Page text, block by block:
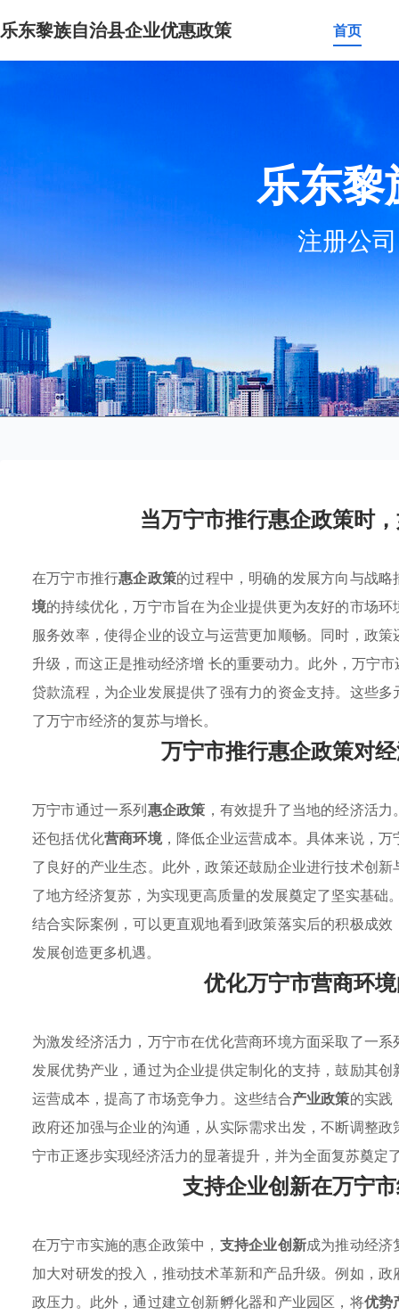
乐东黎族自治县企业优惠政策 首页
乐东黎
注册公
当万宁市推行惠企政策时
在万宁市推行惠企政策的过程中，明确的发展方向与战
境的持续优化，万宁市旨在为企业提供更为友好的市场
服务效率，使得企业的设立与运营更加顺畅。同时，政
升级，而这正是推动经济增 长的重要动力。此外，万宁
贷款流程，为企业发展提供了强有力的资金支持。这些
了万宁市经济的复苏与增长。
万宁市推行惠企政策对
万宁市通过一系列惠企政策 ，有效提升了当地的经济活
还包括优化营商环境，降低企业运营成本。具体来说，万
了良好的产业生态。此外，政策还鼓励企业进行技术创
了地方经济复苏，为实现更高质量的发展奠定了坚实基础
结合实际案例，可以更直观地看到政策落实后的积极成
发展创造更多机遇。
优化万宁市营商环
为激发经济活力，万宁市在优化营商环境方面采取了一
发展优势产业，通过为企业提供定制化的支持，鼓励其
运营成本，提高了市场竞争力。这些结合产业政策的实践
政府还加强与企业的沟通，从实际需求出发，不断调整
宁市正逐步实现经济活力的显著提升，并为全面复苏奠定
支持企业创新在万宁
在万宁市实施的惠企政策中， 支持企业创新成为推动经济
加大对研发的投入，推动技术革新和产品升级。例如，
政压力。此外，通过建立创新孵化器和产业园区，将优势